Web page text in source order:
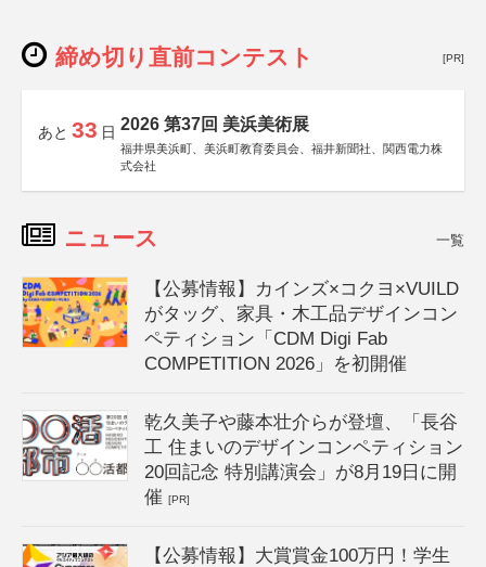
締め切り直前コンテスト [PR]
あと 33 日 2026 第37回 美浜美術展
福井県美浜町、美浜町教育委員会、福井新聞社、関西電力株
式会社
ニュース 一覧
【公募情報】カインズ×コクヨ×VUILD
がタッグ、家具・木工品デザインコン
ペティション「CDM Digi Fab
COMPETITION 2026」を初開催
乾久美子や藤本壮介らが登壇、「長谷
工 住まいのデザインコンペティション
20回記念 特別講演会」が8月19日に開
催[PR]
【公募情報】大賞賞金100万円！学生